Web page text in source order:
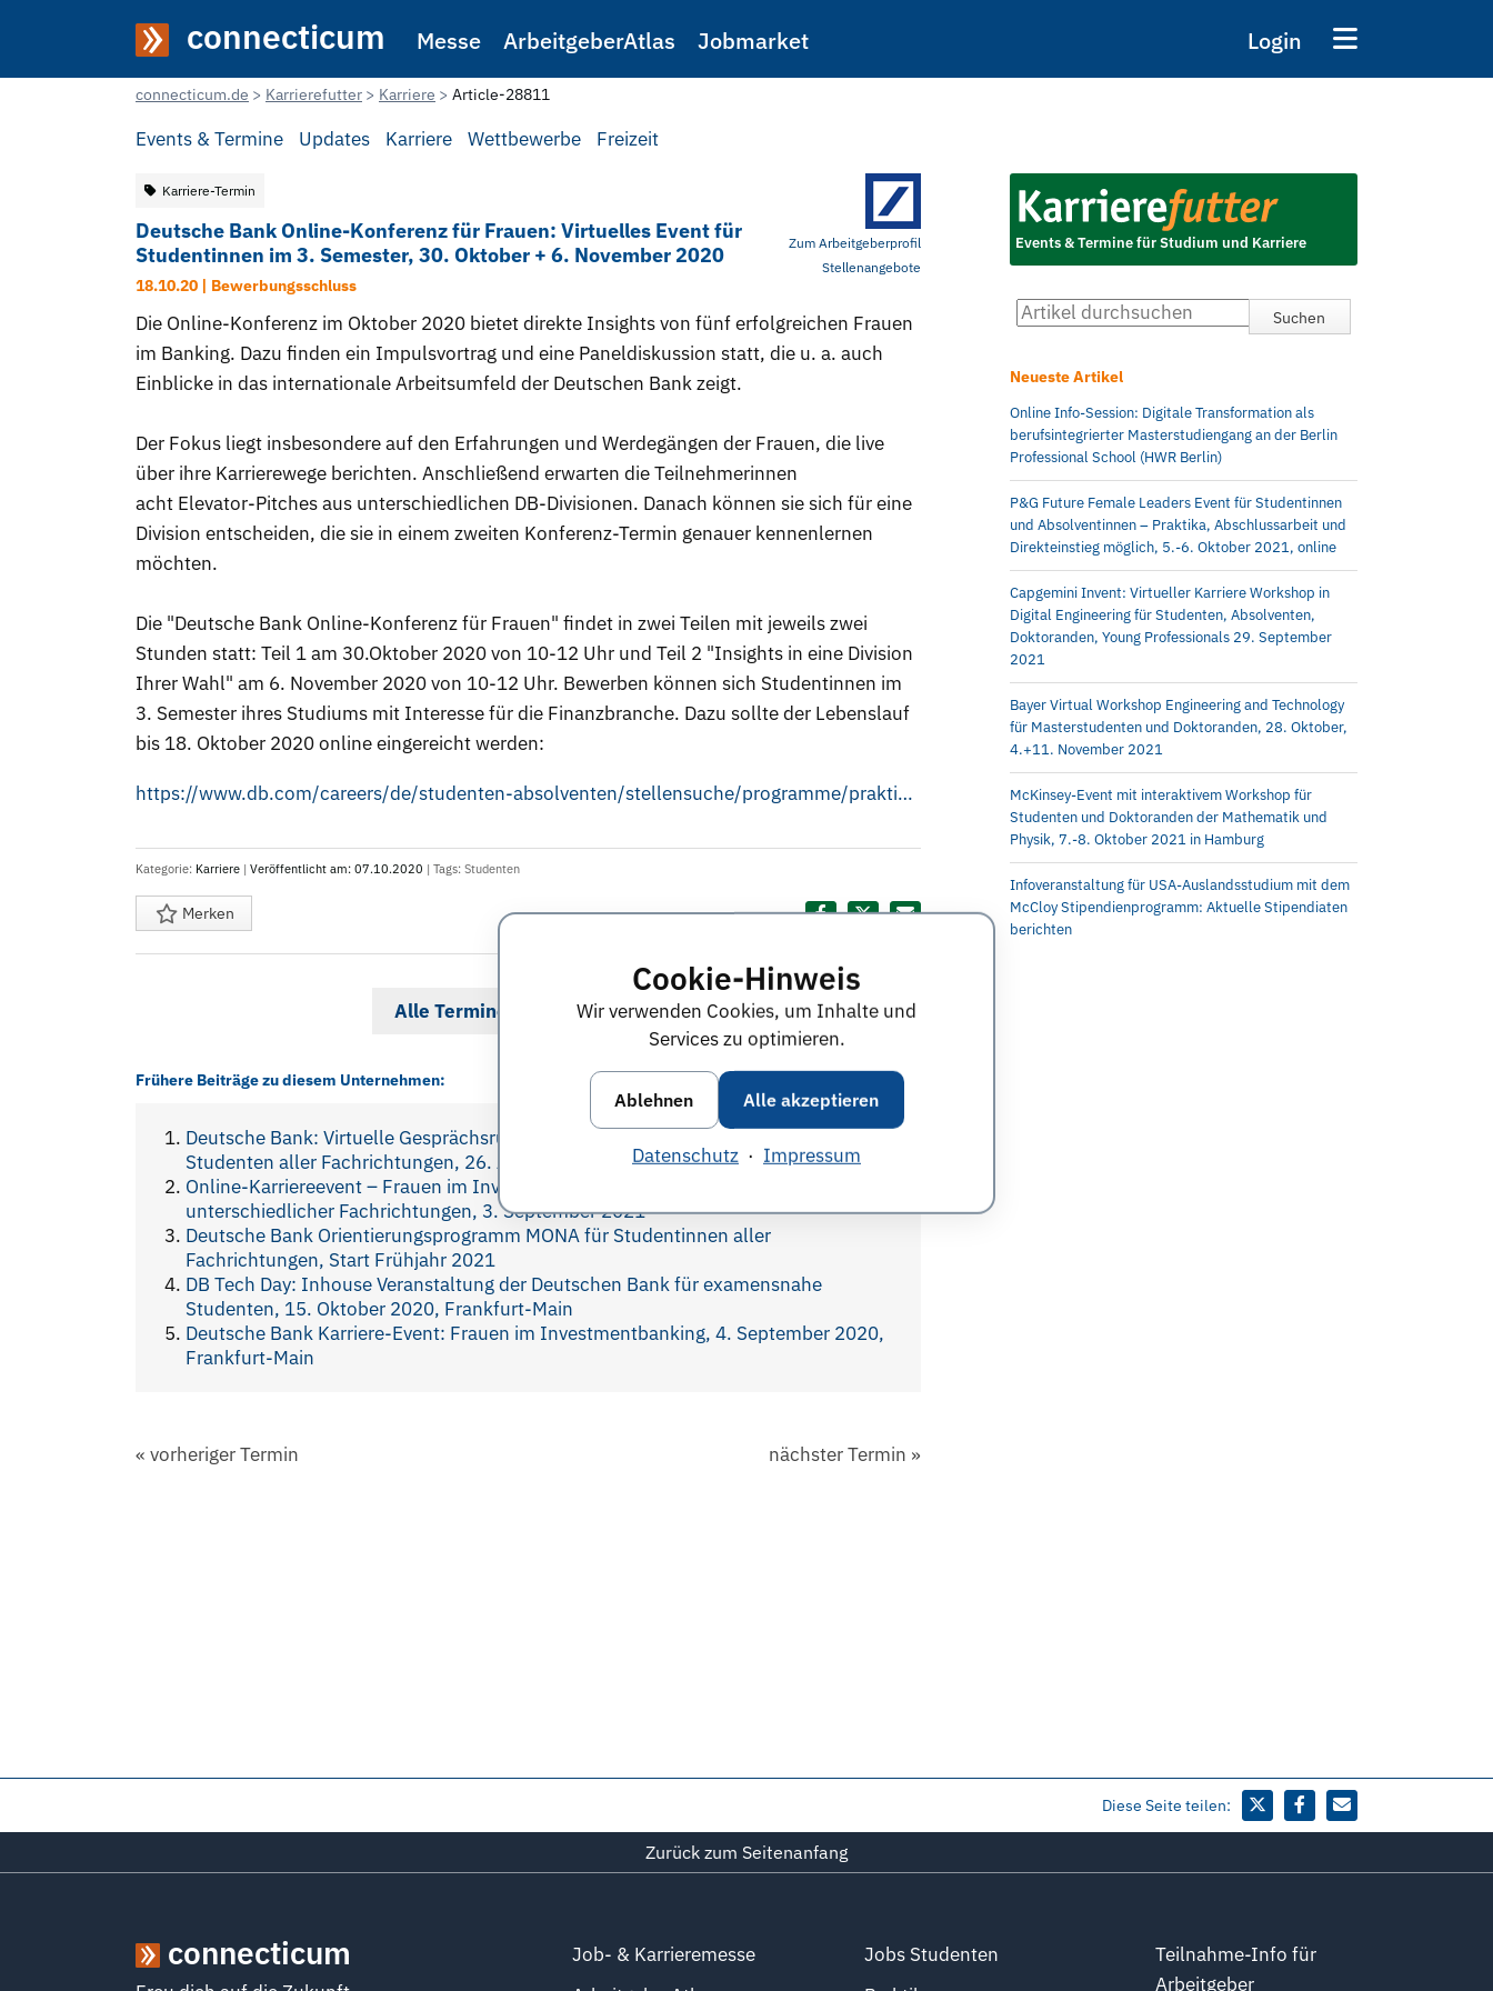
Cookie-Hinweis
Wir verwenden Cookies, um Inhalte und
Services zu optimieren.
Ablehnen Alle akzeptieren
Datenschutz · Impressum
connecticum Messe ArbeitgeberAtlas Jobmarket Login
connecticum.de Karrierefutter Karriere Article-28811
Events & Termine Updates Karriere Wettbewerbe Freizeit
Zum Arbeitgeberprofil
Stellenangebote
Karriere-Termin
Deutsche Bank Online-Konferenz für Frauen: Virtuelles Event für
Studentinnen im 3. Semester, 30. Oktober + 6. November 2020
18.10.20 | Bewerbungsschluss
Die Online-Konferenz im Oktober 2020 bietet direkte Insights von fünf erfolgreichen Frauen
im Banking. Dazu finden ein Impulsvortrag und eine Paneldiskussion statt, die u. a. auch
Einblicke in das internationale Arbeitsumfeld der Deutschen Bank zeigt.
Der Fokus liegt insbesondere auf den Erfahrungen und Werdegängen der Frauen, die live
über ihre Karrierewege berichten. Anschließend erwarten die Teilnehmerinnen
acht Elevator-Pitches aus unterschiedlichen DB-Divisionen. Danach können sie sich für eine
Division entscheiden, die sie in einem zweiten Konferenz-Termin genauer kennenlernen
möchten.
Die "Deutsche Bank Online-Konferenz für Frauen" findet in zwei Teilen mit jeweils zwei
Stunden statt: Teil 1 am 30.Oktober 2020 von 10-12 Uhr und Teil 2 "Insights in eine Division
Ihrer Wahl" am 6. November 2020 von 10-12 Uhr. Bewerben können sich Studentinnen im
3. Semester ihres Studiums mit Interesse für die Finanzbranche. Dazu sollte der Lebenslauf
bis 18. Oktober 2020 online eingereicht werden:
https://www.db.com/careers/de/studenten-absolventen/stellensuche/programme/praktikum-konferenz-fuer-frauen.html
Kategorie: Karriere | Veröffentlicht am: 07.10.2020 | Tags: Studenten
Merken Diesen Termin teilen:
Alle Termine im Oktober 2020
Frühere Beiträge zu diesem Unternehmen:
Deutsche Bank: Virtuelle Gesprächsrunde mit dem Graduate Recruiting Team für
Studenten aller Fachrichtungen, 26. August 2021
Online-Karriereevent – Frauen im Investmentbanking – für Studenten
unterschiedlicher Fachrichtungen, 3. September 2021
Deutsche Bank Orientierungsprogramm MONA für Studentinnen aller
Fachrichtungen, Start Frühjahr 2021
DB Tech Day: Inhouse Veranstaltung der Deutschen Bank für examensnahe
Studenten, 15. Oktober 2020, Frankfurt-Main
Deutsche Bank Karriere-Event: Frauen im Investmentbanking, 4. September 2020,
Frankfurt-Main
« vorheriger Termin nächster Termin »
Events & Termine für Studium und Karriere
Neueste Artikel
Online Info-Session: Digitale Transformation als
berufsintegrierter Masterstudiengang an der Berlin
Professional School (HWR Berlin)
P&G Future Female Leaders Event für Studentinnen
und Absolventinnen – Praktika, Abschlussarbeit und
Direkteinstieg möglich, 5.-6. Oktober 2021, online
Capgemini Invent: Virtueller Karriere Workshop in
Digital Engineering für Studenten, Absolventen,
Doktoranden, Young Professionals 29. September
2021
Bayer Virtual Workshop Engineering and Technology
für Masterstudenten und Doktoranden, 28. Oktober,
4.+11. November 2021
McKinsey-Event mit interaktivem Workshop für
Studenten und Doktoranden der Mathematik und
Physik, 7.-8. Oktober 2021 in Hamburg
Infoveranstaltung für USA-Auslandsstudium mit dem
McCloy Stipendienprogramm: Aktuelle Stipendiaten
berichten
Diese Seite teilen:
Zurück zum Seitenanfang
connecticum
Job- & Karrieremesse
Jobs Studenten
Teilnahme-Info für
Arbeitgeber